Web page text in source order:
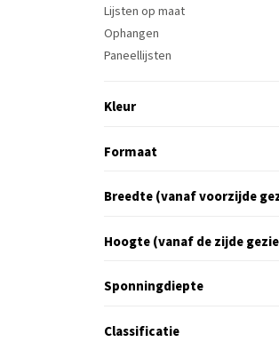
Lijsten op maat
Ophangen
Paneellijsten
Kleur
Formaat
Breedte (vanaf voorzijde
Hoogte (vanaf de zijde
Sponningdiepte
Classificatie